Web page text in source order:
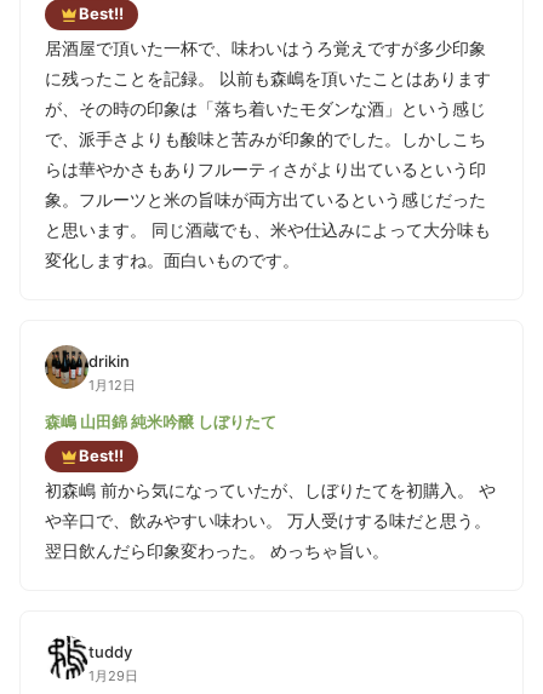
Best!!
居酒屋で頂いた一杯で、味わいはうろ覚えですが多少印象
に残ったことを記録。 以前も森嶋を頂いたことはあります
が、その時の印象は「落ち着いたモダンな酒」という感じ
で、派手さよりも酸味と苦みが印象的でした。しかしこち
らは華やかさもありフルーティさがより出ているという印
象。フルーツと米の旨味が両方出ているという感じだった
と思います。 同じ酒蔵でも、米や仕込みによって大分味も
変化しますね。面白いものです。
drikin
1月12日
森嶋 山田錦 純米吟醸 しぼりたて
Best!!
初森嶋 前から気になっていたが、しぼりたてを初購入。 や
や辛口で、飲みやすい味わい。 万人受けする味だと思う。
翌日飲んだら印象変わった。 めっちゃ旨い。
tuddy
1月29日